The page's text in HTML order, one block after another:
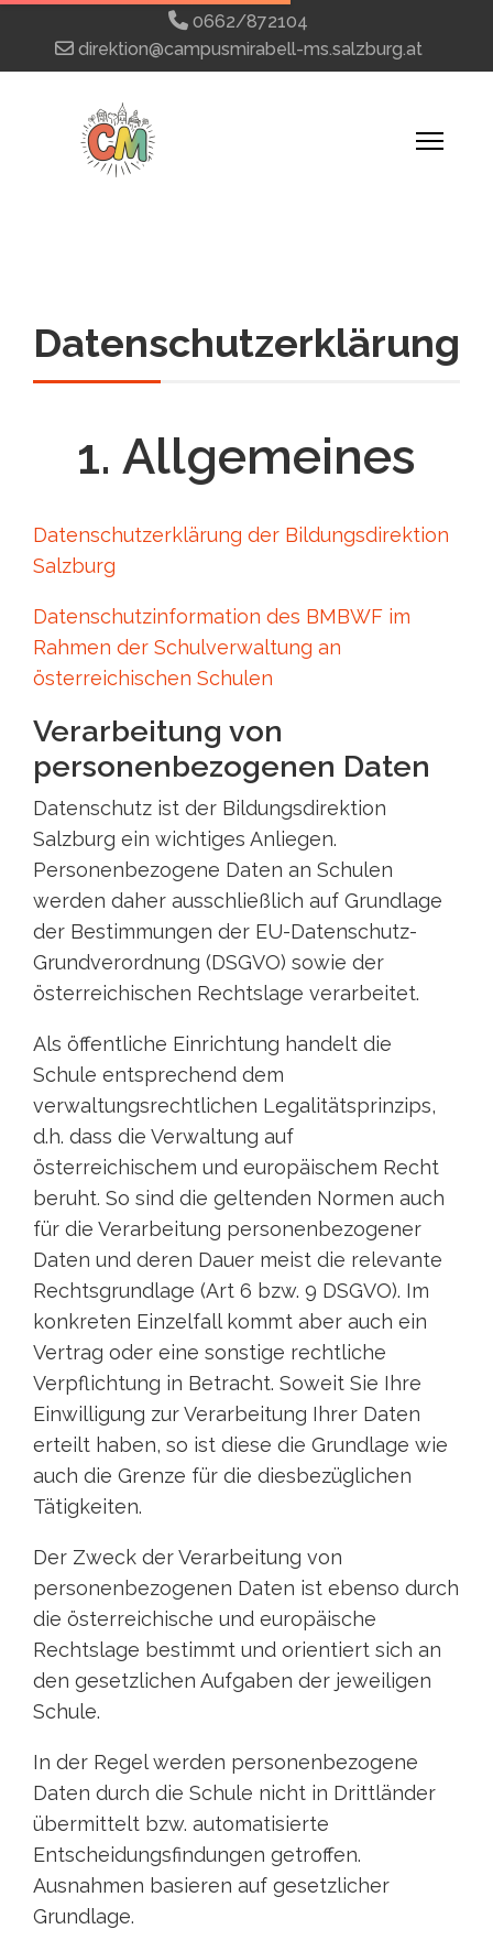
0662/872104
direktion@campusmirabell-ms.salzburg.at
Datenschutzerklärung
1. Allgemeines
Datenschutzerklärung der Bildungsdirektion
Salzburg
Datenschutzinformation des BMBWF im
Rahmen der Schulverwaltung an
österreichischen Schulen
Verarbeitung von
personenbezogenen Daten
Datenschutz ist der Bildungsdirektion
Salzburg ein wichtiges Anliegen.
Personenbezogene Daten an Schulen
werden daher ausschließlich auf Grundlage
der Bestimmungen der EU-Datenschutz-
Grundverordnung (DSGVO) sowie der
österreichischen Rechtslage verarbeitet.
Als öffentliche Einrichtung handelt die
Schule entsprechend dem
verwaltungsrechtlichen Legalitätsprinzips,
d.h. dass die Verwaltung auf
österreichischem und europäischem Recht
beruht. So sind die geltenden Normen auch
für die Verarbeitung personenbezogener
Daten und deren Dauer meist die relevante
Rechtsgrundlage (Art 6 bzw. 9 DSGVO). Im
konkreten Einzelfall kommt aber auch ein
Vertrag oder eine sonstige rechtliche
Verpflichtung in Betracht. Soweit Sie Ihre
Einwilligung zur Verarbeitung Ihrer Daten
erteilt haben, so ist diese die Grundlage wie
auch die Grenze für die diesbezüglichen
Tätigkeiten.
Der Zweck der Verarbeitung von
personenbezogenen Daten ist ebenso durch
die österreichische und europäische
Rechtslage bestimmt und orientiert sich an
den gesetzlichen Aufgaben der jeweiligen
Schule.
In der Regel werden personenbezogene
Daten durch die Schule nicht in Drittländer
übermittelt bzw. automatisierte
Entscheidungsfindungen getroffen.
Ausnahmen basieren auf gesetzlicher
Grundlage.